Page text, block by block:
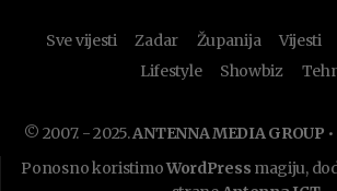
Sve vijesti Zadar Županija Vijesti
Lifestyle
Showbiz
© 2007. - 2025.ANTENNA MEDIA GROUP
Ponosno koristimoWordPress magiju,